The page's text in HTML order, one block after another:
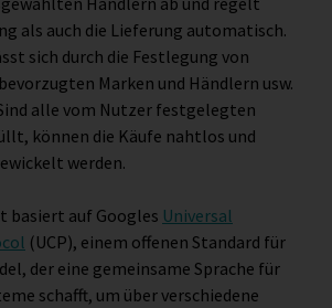
als auch die Lieferung automatisch.
sich durch die Festlegung von
Marken und Händlern usw.
alle vom Nutzer festgelegten
können die Käufe nahtlos und
werden.
basiert auf Googles Universal
(UCP), einem offenen Standard für
der eine gemeinsame Sprache für
schafft, um über verschiedene